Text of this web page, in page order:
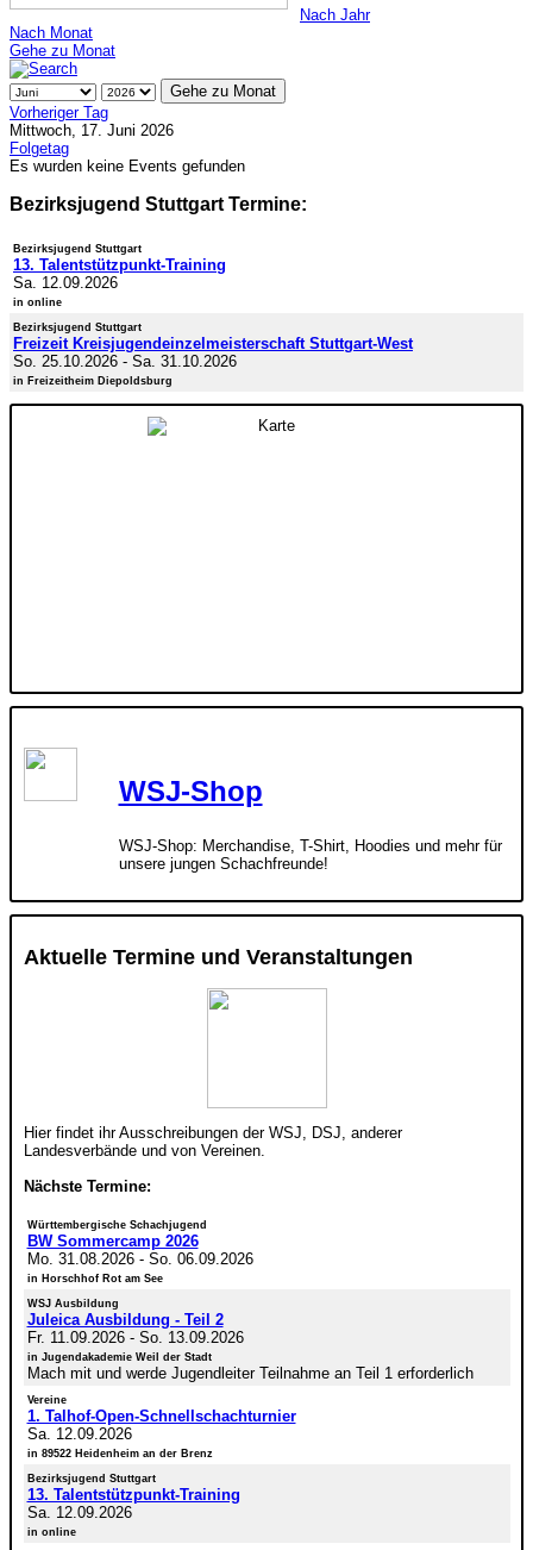
Nach Jahr
Nach Monat
Gehe zu Monat
Gehe zu Monat
Vorheriger Tag
Mittwoch, 17. Juni 2026
Folgetag
Es wurden keine Events gefunden
Bezirksjugend Stuttgart Termine:
Bezirksjugend Stuttgart
13. Talentstützpunkt-Training
Sa. 12.09.2026
in online
Bezirksjugend Stuttgart
Freizeit Kreisjugendeinzelmeisterschaft Stuttgart-West
So. 25.10.2026 - Sa. 31.10.2026
in Freizeitheim Diepoldsburg
WSJ-Shop
WSJ-Shop: Merchandise, T-Shirt, Hoodies und mehr für
unsere jungen Schachfreunde!
Aktuelle Termine und Veranstaltungen
Hier findet ihr Ausschreibungen der WSJ, DSJ, anderer
Landesverbände und von Vereinen.
Nächste Termine:
Württembergische Schachjugend
BW Sommercamp 2026
Mo. 31.08.2026- So. 06.09.2026
in Horschhof Rot am See
WSJ Ausbildung
Juleica Ausbildung - Teil 2
Fr. 11.09.2026- So. 13.09.2026
in Jugendakademie Weil der Stadt
Mach mit und werde Jugendleiter Teilnahme an Teil 1 erforderlich
Vereine
1. Talhof-Open-Schnellschachturnier
Sa. 12.09.2026
in 89522 Heidenheim an der Brenz
Bezirksjugend Stuttgart
13. Talentstützpunkt-Training
Sa. 12.09.2026
in online